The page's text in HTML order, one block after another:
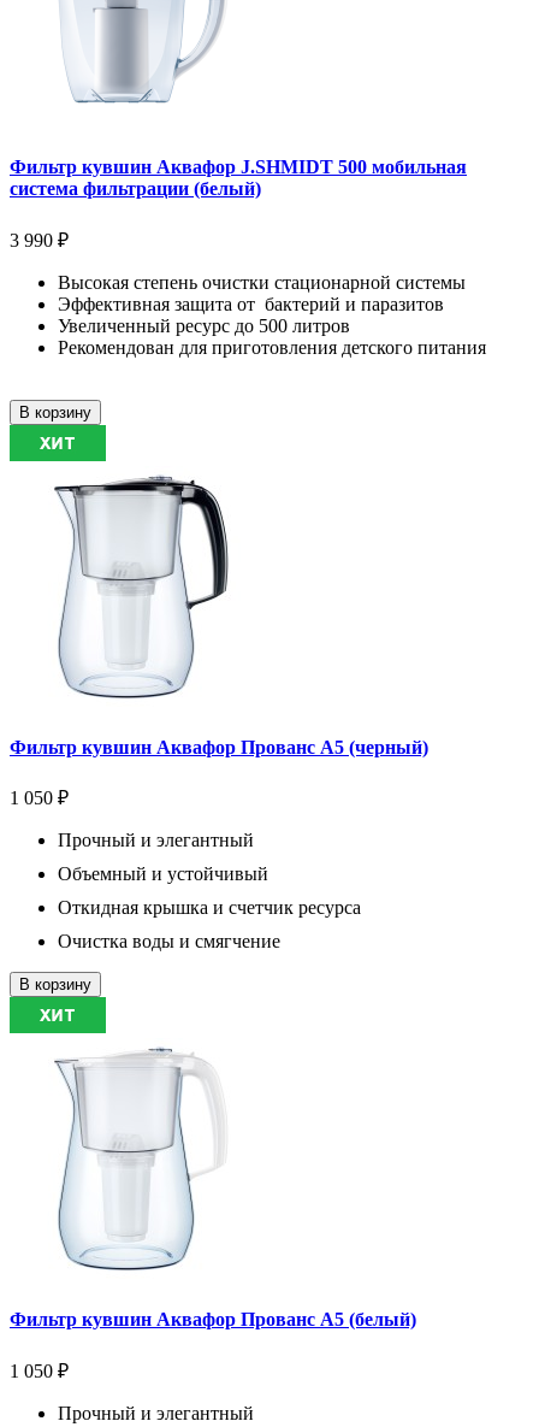
Фильтр кувшин Аквафор J.SHMIDT 500 мобильная
система фильтрации (белый)
3 990 ₽
Высокая степень очистки стационарной системы
Эффективная защита от бактерий и паразитов
Увеличенный ресурс до 500 литров
Рекомендован для приготовления детского питания
В корзину
Фильтр кувшин Аквафор Прованс А5 (черный)
1 050 ₽
Прочный и элегантный
Объемный и устойчивый
Откидная крышка и счетчик ресурса
Очистка воды и смягчение
В корзину
Фильтр кувшин Аквафор Прованс А5 (белый)
1 050 ₽
Прочный и элегантный